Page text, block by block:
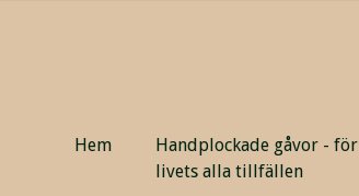
Hem
Handplockade gåvor - för
livets alla tillfällen